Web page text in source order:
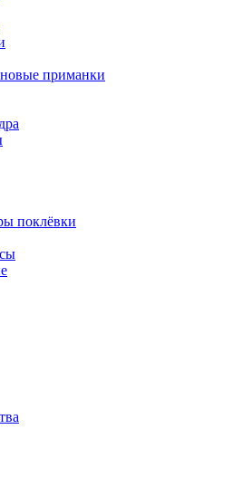
приманки
поклёвки